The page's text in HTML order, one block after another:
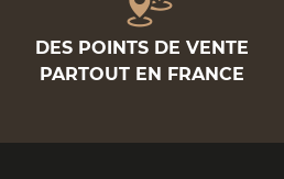
DES POINTS DE VENTE
PARTOUT EN FRANCE